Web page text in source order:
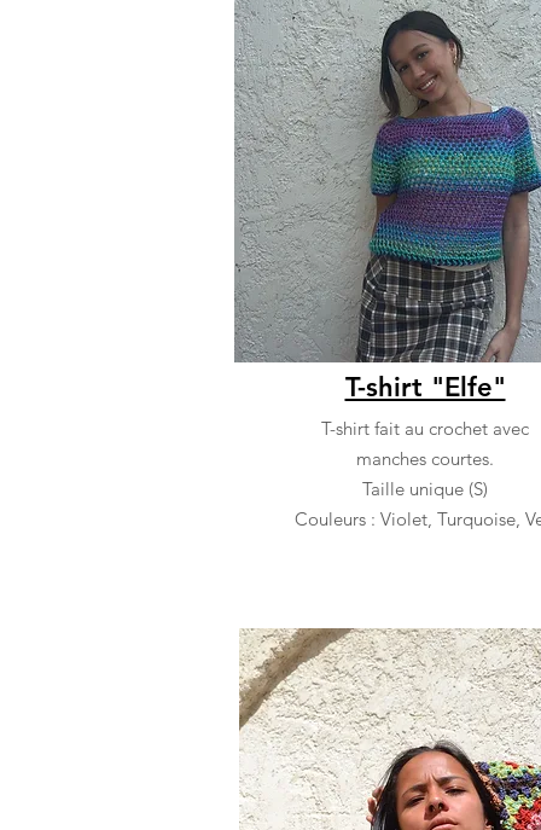
T-shirt "Elfe"
T-shirt fait au crochet avec
manches courtes.
Taille unique (S)
Couleurs : Violet, Turquoise,